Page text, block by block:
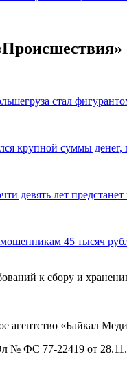
стал
крупной суммы денег,
девять лет
45 тысяч
к сбору и
агентство «Байкал
ФС 77-22419 от